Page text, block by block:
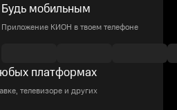
Будь мобильным
Приложение КИОН в твоем телефоне
платформах
телевизоре и других